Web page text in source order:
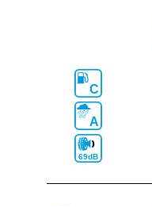
C
A
69dB